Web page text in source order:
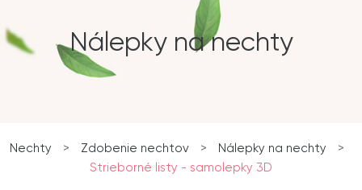
Nálepky na nechty
Nechty > Zdobenie nechtov > Nálepky na nechty
>
Strieborné listy - samolepky 3D